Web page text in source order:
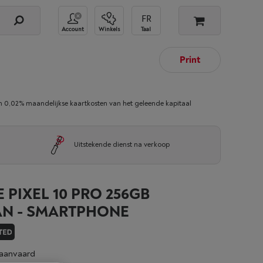
Account Winkels Taal
Print
0,02% maandelijkse kaartkosten van het geleende kapitaal
Uitstekende dienst na verkoop
PIXEL 10 PRO 256GB
- SMARTPHONE